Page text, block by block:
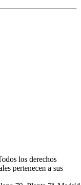
los derechos
pertenecen a sus